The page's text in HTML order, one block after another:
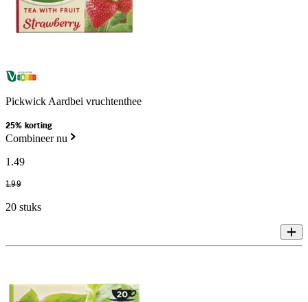
Pickwick Aardbei vruchtenthee
25% korting
Combineer nu
1.49
1.99
20 stuks